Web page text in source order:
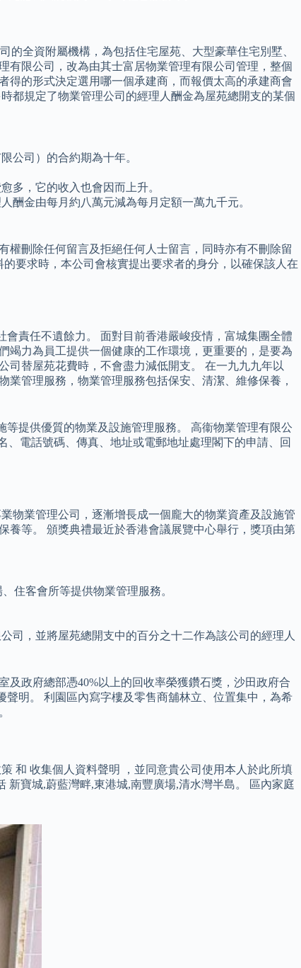
全資附屬機構，為包括住宅屋苑、大型豪華住宅別墅、
有限公司，改為由其士富居物業管理有限公司管理，整個
得的形式決定選用哪一個承建商，而報價太高的承建商會
都規定了物業管理公司的經理人酬金為屋苑總開支的某個
公司）的合約期為十年。
多，它的收入也會因而上升。
酬金由每月約八萬元減為每月定額一萬九千元。
權刪除任何留言及拒絕任何人士留言，同時亦有不刪除留
要求時，本公司會核實提出要求者的身分，以確保該人在
責任不遺餘力。 面對目前香港嚴峻疫情，富城集團全體
竭力為員工提供一個健康的工作環境，更重要的，是要為
司替屋苑花費時，不會盡力減低開支。 在一九九九年以
管理服務，物業管理服務包括保安、清潔、維修保養，
提供優質的物業及設施管理服務。 高衞物業管理有限公
電話號碼、傳真、地址或電郵地址處理閣下的申請、回
物業管理公司，逐漸增長成一個龐大的物業資產及設施管
養等。 頒獎典禮最近於香港會議展覽中心舉行，獎項由第
住客會所等提供物業管理服務。
，並將屋苑總開支中的百分之十二作為該公司的經理人
政府總部憑40%以上的回收率榮獲鑽石獎，沙田政府合
明。 利園區內寫字樓及零售商舖林立、位置集中，為希
和 收集個人資料聲明 ，並同意貴公司使用本人於此所填
新寶城,蔚藍灣畔,東港城,南豐廣場,清水灣半島。 區內家庭